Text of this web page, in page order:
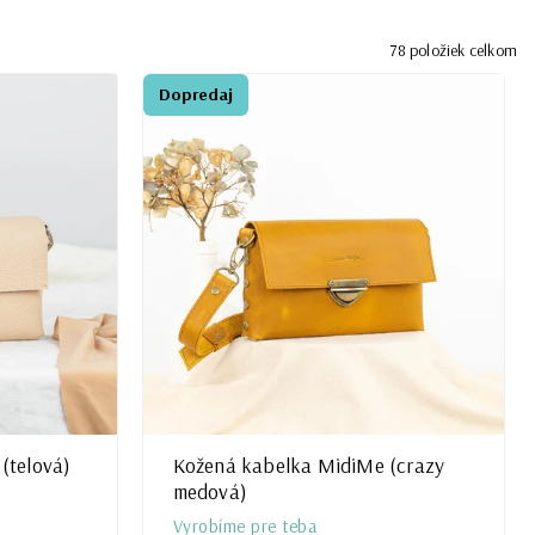
78 položiek celkom
Dopredaj
Kožená kabelka MidiMe (crazy
medová)
Vyrobíme pre teba